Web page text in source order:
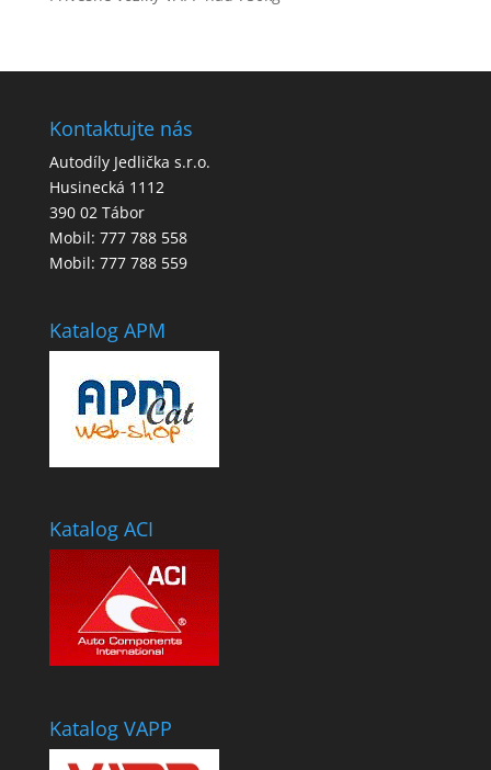
Kontaktujte nás
Autodíly Jedlička s.r.o.
Husinecká 1112
390 02 Tábor
Mobil: 777 788 558
Mobil: 777 788 559
Katalog APM
Katalog ACI
Katalog VAPP